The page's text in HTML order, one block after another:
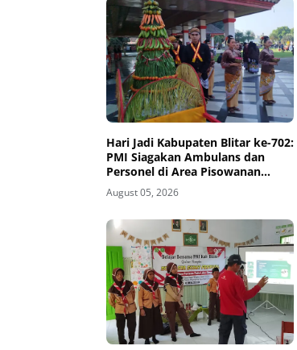
Hari Jadi Kabupaten Blitar ke-702:
PMI Siagakan Ambulans dan
Personel di Area Pisowanan
Agung
August 05, 2026